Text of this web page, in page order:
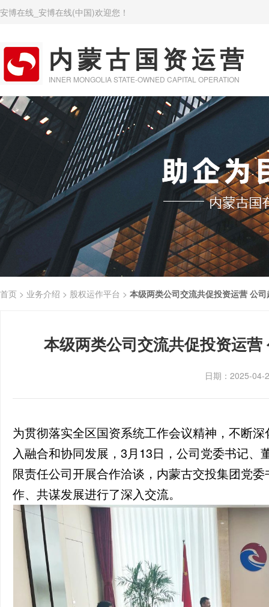
安博在线_安博在线(中国)欢迎您！
内蒙古国资运营
INNER MONGOLIA STATE-OWNED CAPITAL OPERATION
首页 > 业务介绍 > 股权运作平台 > 本级两类公司交流共促投资运营 公
本级两类公司交流共促投资运
日期：2025-
为贯彻落实全区国资系统工作会议精神，不断
入融合和协同发展，3月13日，公司党委书记
限责任公司开展合作洽谈，内蒙古交投集团党
作、共谋发展进行了深入交流。